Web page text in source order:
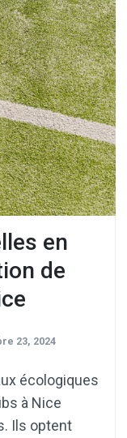
en
de
23, 2024
écologiques
à Nice
Ils optent